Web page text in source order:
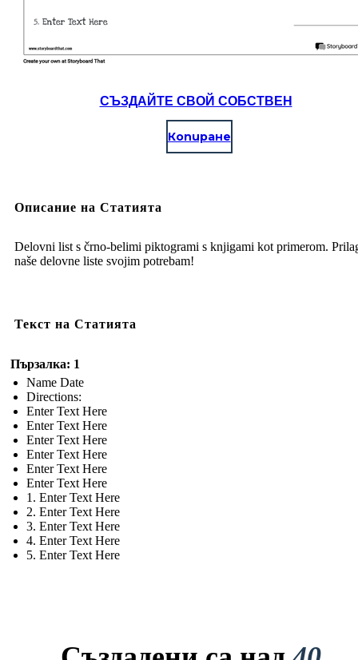
СЪЗДАЙТЕ СВОЙ СОБСТВЕН
Копиране
Описание на Статията
Delovni list s črno-belimi piktogrami s knjigami kot primerom.
naše delovne liste svojim potrebam!
Текст на Статията
Пързалка: 1
Name Date
Directions:
Enter Text Here
Enter Text Here
Enter Text Here
Enter Text Here
Enter Text Here
Enter Text Here
1. Enter Text Here
2. Enter Text Here
3. Enter Text Here
4. Enter Text Here
5. Enter Text Here